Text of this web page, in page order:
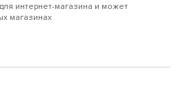
интернет-магазина и может
магазинах